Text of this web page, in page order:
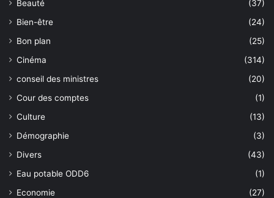
Beauté
(37)
Bien-être
(24)
Bon plan
(25)
Cinéma
(314)
conseil des ministres
(20)
Cour des comptes
(1)
Culture
(13)
Démographie
(3)
Divers
(43)
Eau potable ODD6
(1)
Economie
(27)